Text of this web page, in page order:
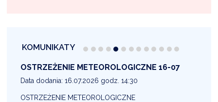
KOMUNIKATY
OSTRZEŻENIE METEOROLOGICZNE 16-07
Data dodania: 16.07.2026 godz. 14:30
OSTRZEŻENIE METEOROLOGICZNE